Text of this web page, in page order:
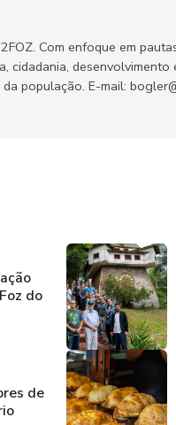
Com enfoque em
cidadania,
população. E-mail:
do
de